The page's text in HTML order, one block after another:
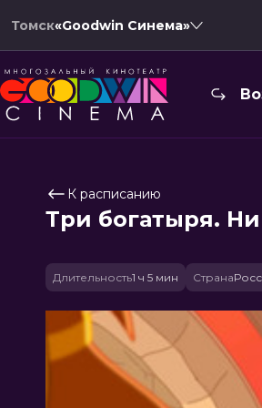
Томск«Goodwin Синема»
К расписанию
Три богатыря.
Длительность1 ч 5 мин Страна